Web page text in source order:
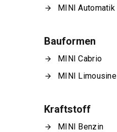
MINI Automatik
Bauformen
MINI Cabrio
MINI Limousine
Kraftstoff
MINI Benzin